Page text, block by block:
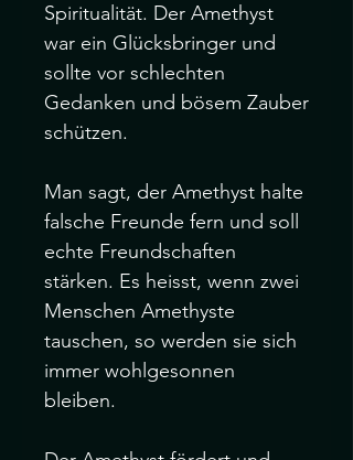
Spiritualität. Der Amethyst
war ein Glücksbringer und
sollte vor schlechten
Gedanken und bösem Zauber
schützen.
Man sagt, der Amethyst halte
falsche Freunde fern und soll
echte Freundschaften
stärken. Es heisst, wenn zwei
Menschen Amethyste
tauschen, so werden sie sich
immer wohlgesonnen
bleiben.